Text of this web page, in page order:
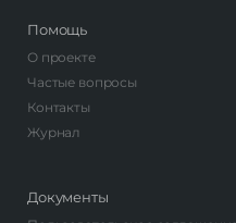
Помощь
О проекте
Частые вопросы
Контакты
Журнал
Документы